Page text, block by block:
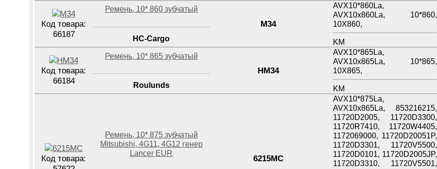
Код товара:
66187
Ремень, 10* 860 зубчатый
HC-Cargo
M34
AVX10*860La,
AVX10x860La, 10*860,
10X860,
KM
Код товара:
66184
Ремень, 10* 865 зубчатый
Roulunds
HM34
AVX10*865La,
AVX10x865La, 10*865,
10X865,
KM
Код товара:
Ремень, 10* 875 зубчатый
Mitsubishi, 4G11, 4G12 генер
Lancer EUR
6215MC
AVX10*875La,
AVX10x865La, 853216215,
11720D2005, 11720D3300,
11720R7410, 11720W4405,
1172069000, 11720D20051P,
11720D3301, 11720V5500,
11720D0101, 11720D2005JP,
11720D3310, 11720V5501,